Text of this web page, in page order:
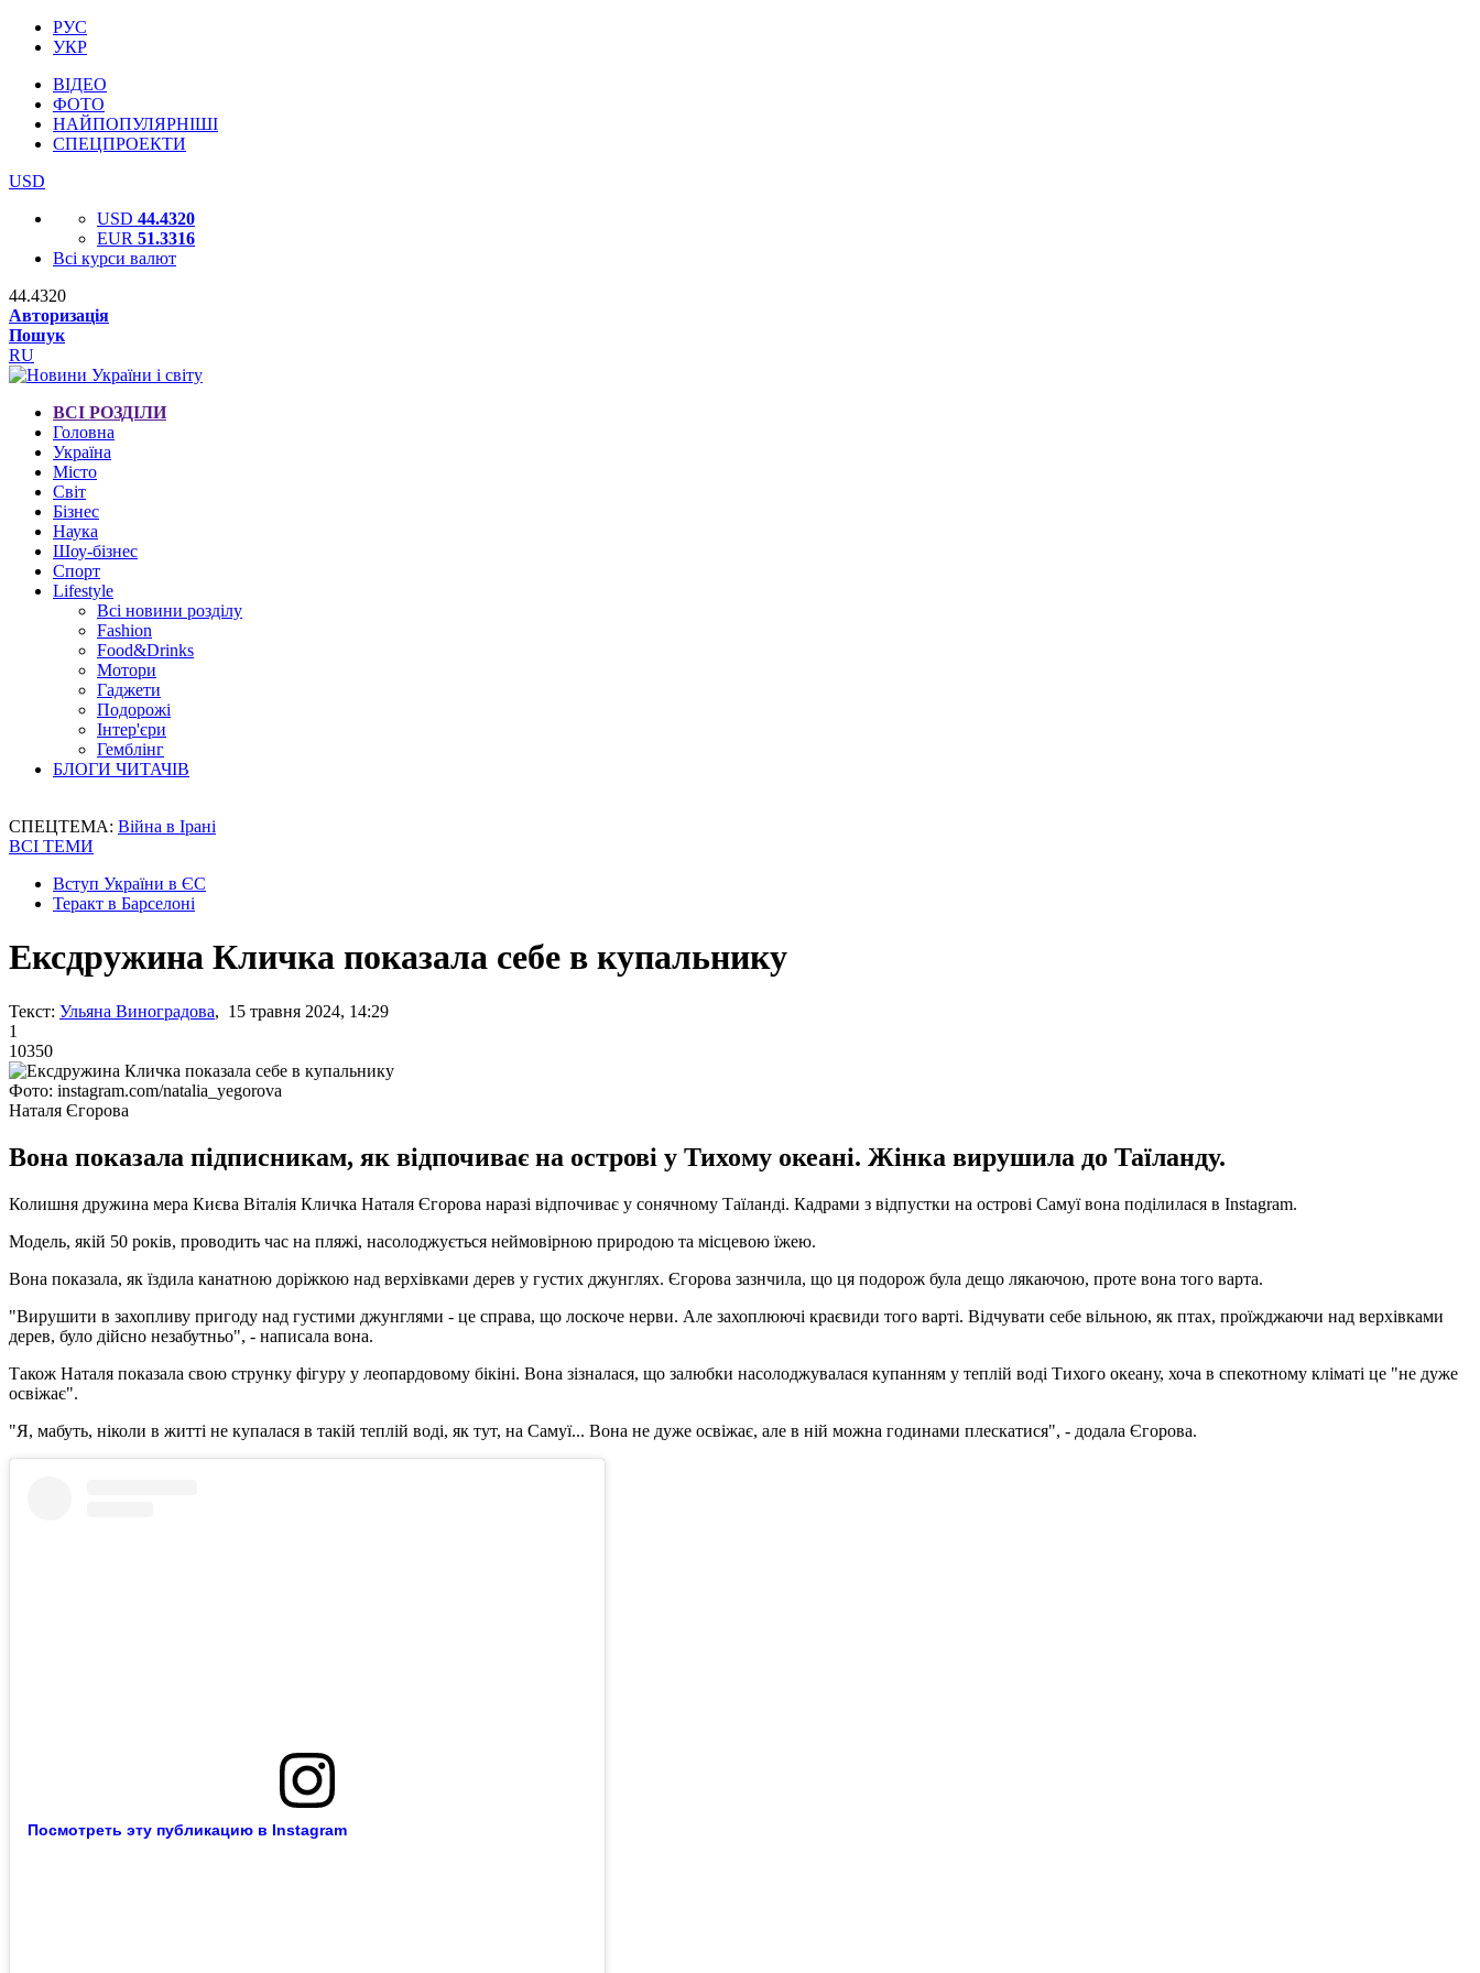
РУС
УКР
ВІДЕО
ФОТО
НАЙПОПУЛЯРНІШІ
СПЕЦПРОЕКТИ
USD
USD 44.4320
EUR 51.3316
Всі курси валют
44.4320
Авторизація
Пошук
RU
ВСІ РОЗДІЛИ
Головна
Україна
Місто
Світ
Бізнес
Наука
Шоу-бізнес
Спорт
Lifestyle
Всі новини розділу
Fashion
Food&Drinks
Мотори
Гаджети
Подорожі
Інтер'єри
Гемблінг
БЛОГИ ЧИТАЧІВ
СПЕЦТЕМА: Війна в Ірані
ВСІ ТЕМИ
Вступ України в ЄС
Теракт в Барселоні
Ексдружина Кличка показала себе в купальнику
Текст: Ульяна Виноградова, 15 травня 2024, 14:29
1
10350
Фото: instagram.com/natalia_yegorova
Наталя Єгорова
Вона показала підписникам, як відпочиває на острові у Тихому океані. Жінка вирушила до Таїланду.
Колишня дружина мера Києва Віталія Кличка Наталя Єгорова наразі відпочиває у сонячному Таїланді. Кадрами з відпустки на острові Самуї вона поділилася в Instagram.
Модель, якій 50 років, проводить час на пляжі, насолоджується неймовірною природою та місцевою їжею.
Вона показала, як їздила канатною доріжкою над верхівками дерев у густих джунглях. Єгорова зазнчила, що ця подорож була дещо лякаючою, проте вона того варта.
"Вирушити в захопливу пригоду над густими джунглями - це справа, що лоскоче нерви. Але захоплюючі краєвиди того варті. Відчувати себе вільною, як птах, проїжджаючи над верхівками
дерев, було дійсно незабутньо", - написала вона.
Також Наталя показала свою струнку фігуру у леопардовому бікіні. Вона зізналася, що залюбки насолоджувалася купанням у теплій воді Тихого океану, хоча в спекотному кліматі це "не дуже
освіжає".
"Я, мабуть, ніколи в житті не купалася в такій теплій воді, як тут, на Самуї... Вона не дуже освіжає, але в ній можна годинами плескатися", - додала Єгорова.
Посмотреть эту публикацию в Instagram